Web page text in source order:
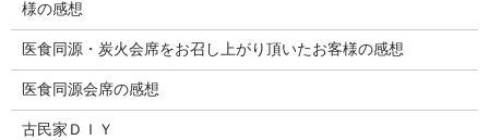
様の感想
医食同源・炭火会席をお召し上がり頂いたお客様の感想
医食同源会席の感想
古民家ＤＩＹ